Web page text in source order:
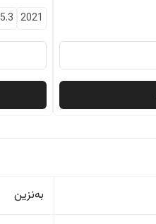
2021
5.3
بەنزین